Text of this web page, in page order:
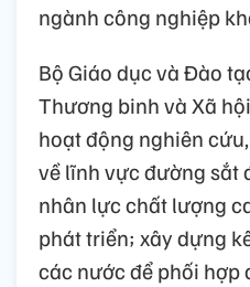
ngành công nghiệp
Bộ Giáo dục và Đào
Thương binh và Xã
hoạt động nghiên
về lĩnh vực đường sắt
nhân lực chất lượng
phát triển; xây dựng
các nước để phối hợp